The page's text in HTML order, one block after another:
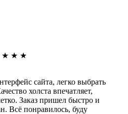
★ ★ ★
сайта, легко выбрать
холста впечатляет,
Заказ пришел быстро и
Всё понравилось, буду